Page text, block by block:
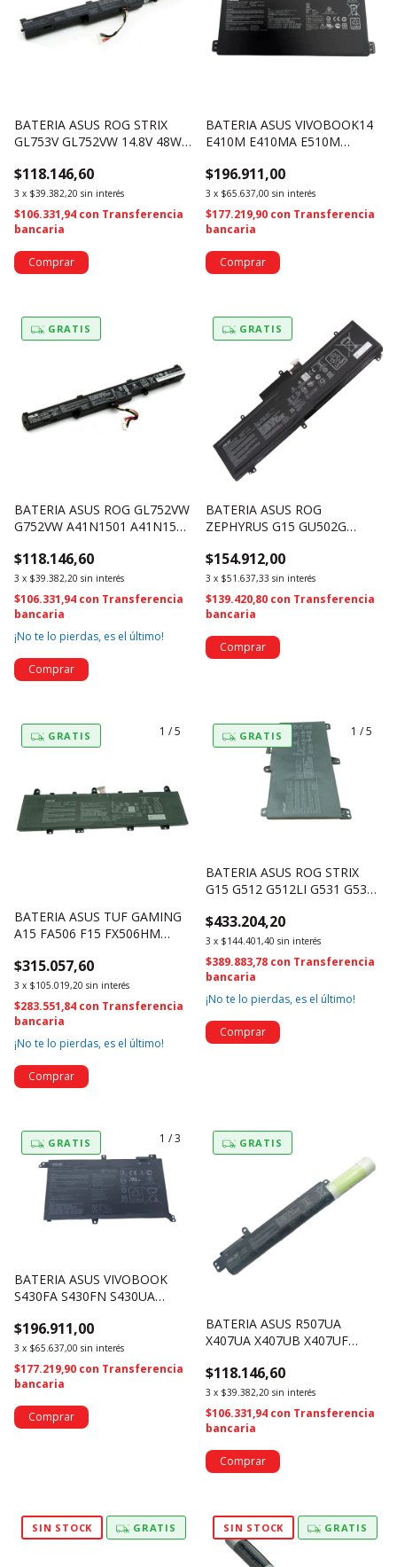
BATERIA ASUS ROG STRIX
GL753V GL752VW 14.8V 48WH
$118.146,60
3 x $39.382,20 sin interés
$106.331,94 con Transferencia
bancaria
BATERIA ASUS VIVOBOOK14
E410M E410MA E510M
(4548)
$196.911,00
3 x $65.637,00 sin interés
$177.219,90 con Transferencia
bancaria
GRATIS
BATERIA ASUS ROG GL752VW
G752VW A41N1501 A41N1501
$118.146,60
3 x $39.382,20 sin interés
$106.331,94 con Transferencia
bancaria
¡No te lo pierdas, es el último!
GRATIS
BATERIA ASUS ROG
ZEPHYRUS G15 GU502G
$154.912,00
3 x $51.637,33 sin interés
$139.420,80 con Transferencia
bancaria
1 /5
GRATIS
BATERIA ASUS TUF GAMING
A15 FA506 F15 FX506HM
$315.057,60
3 x $105.019,20 sin interés
$283.551,84 con Transferencia
bancaria
¡No te lo pierdas, es el último!
1 /5
GRATIS
BATERIA ASUS ROG STRIX
G15 G512 G512LI G531 G531G
$433.204,20
3 x $144.401,40 sin interés
$389.883,78 con Transferencia
bancaria
¡No te lo pierdas, es el último!
1 /3
GRATIS
BATERIA ASUS VIVOBOOK
S430FA S430FN S430UA
(4574)
$196.911,00
3 x $65.637,00 sin interés
$177.219,90 con Transferencia
bancaria
GRATIS
BATERIA ASUS R507UA
X407UA X407UB X407UF
(4558)
$118.146,60
3 x $39.382,20 sin interés
$106.331,94 con Transferencia
bancaria
SIN STOCK GRATIS SIN STOCK GRATIS